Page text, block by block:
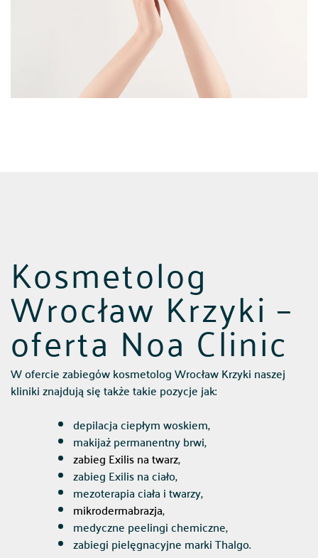
Kosmetolog
Wrocław Krzyki –
oferta Noa Clinic
W ofercie zabiegów kosmetolog Wrocław Krzyki naszej
kliniki znajdują się także takie pozycje jak:
depilacja ciepłym woskiem,
makijaż permanentny brwi,
zabieg Exilis na twarz,
zabieg Exilis na ciało,
mezoterapia ciała i twarzy,
mikrodermabrazja,
medyczne peelingi chemiczne,
zabiegi pielęgnacyjne marki Thalgo.